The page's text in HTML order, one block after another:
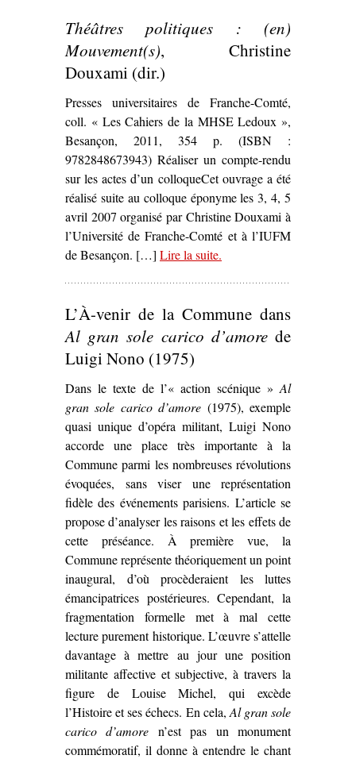
Théâtres politiques : (en)
Mouvement(s), Christine
Douxami (dir.)
Presses universitaires de Franche-Comté,
coll. « Les Cahiers de la MHSE Ledoux »,
Besançon, 2011, 354 p. (ISBN :
9782848673943) Réaliser un compte-rendu
sur les actes d’un colloqueCet ouvrage a été
réalisé suite au colloque éponyme les 3, 4, 5
avril 2007 organisé par Christine Douxami à
l’Université de Franche-Comté et à l’IUFM
de Besançon. […] Lire la suite– ‘
.
L’À-venir de la Commune dans
Al gran sole carico d’amorede
Luigi Nono (1975)
Dans le texte de l’« action scénique »Al
gran sole carico d’amore (1975), exemple
quasi unique d’opéra militant, Luigi Nono
accorde une place très importante à la
Commune parmi les nombreuses révolutions
évoquées, sans viser une représentation
fidèle des événements parisiens. L’article se
propose d’analyser les raisons et les effets de
cette préséance. À première vue, la
Commune représente théoriquement un point
inaugural, d’où procèderaient les luttes
émancipatrices postérieures. Cependant, la
fragmentation formelle met à mal cette
lecture purement historique. L’œuvre s’attelle
davantage à mettre au jour une position
militante affective et subjective, à travers la
figure de Louise Michel, qui excède
l’Histoire et ses échecs. En cela,Al gran sole
carico d’amore n’est pas un monument
commémoratif, il donne à entendre le chant